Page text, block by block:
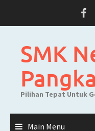
SMK
Pilihan Tepat Untuk
Main Menu